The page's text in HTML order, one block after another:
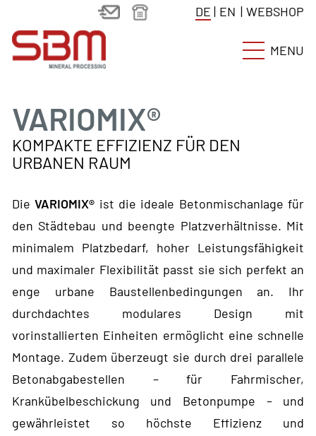
DE | EN | WEBSHOP
MENU
VARIOMIX®
KOMPAKTE EFFIZIENZ FÜR DEN
URBANEN RAUM
DieVARIOMIX® ist die ideale Betonmischanlage für
den Städtebau und beengte Platzverhältnisse. Mit
minimalem Platzbedarf, hoher Leistungsfähigkeit
und maximaler Flexibilität passt sie sich perfekt an
enge urbane Baustellenbedingungen an. Ihr
durchdachtes modulares Design mit
vorinstallierten Einheiten ermöglicht eine schnelle
Montage. Zudem überzeugt sie durch drei parallele
Betonabgabestellen – für Fahrmischer,
Krankübelbeschickung und Betonpumpe – und
gewährleistet so höchste Effizienz und